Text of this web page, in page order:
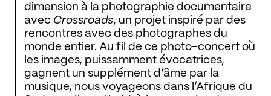
dimension à la photographie documentaire
avec Crossroads, un projet inspiré par des
rencontres avec des photographes du
monde entier. Au fil de ce photo-concert où
les images, puissamment évocatrices,
gagnent un supplément d’âme par la
musique, nous voyageons dans l’Afrique du